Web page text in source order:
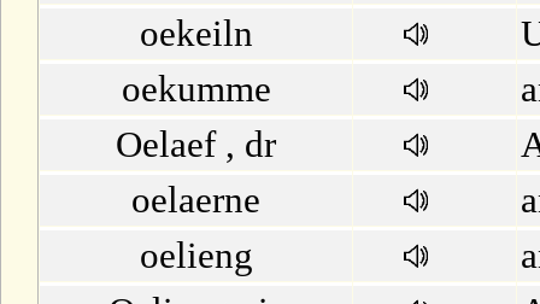
oekeiln
oekumme
Oelaef , dr
oelaerne
oelieng